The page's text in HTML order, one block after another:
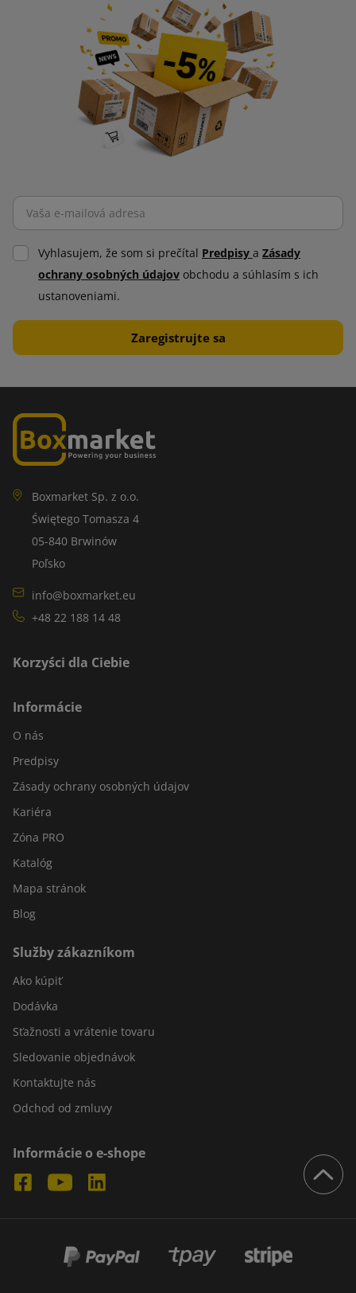
Vyhlasujem, že som si prečítal Predpisy a Zásady
ochrany osobných údajov obchodu a súhlasím s ich
ustanoveniami.
Boxmarket Sp. z o.o.
Świętego Tomasza 4
05-840 Brwinów
Poľsko
info@boxmarket.eu
+48 22 188 14 48
Korzyści dla Ciebie
Informácie
O nás
Predpisy
Zásady ochrany osobných údajov
Kariéra
Zóna PRO
Katalóg
Mapa stránok
Blog
Služby zákazníkom
Ako kúpiť
Dodávka
Sťažnosti a vrátenie tovaru
Sledovanie objednávok
Kontaktujte nás
Odchod od zmluvy
Informácie o e-shope